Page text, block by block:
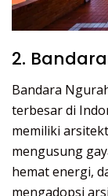
2.
Bandara
terbesar di
memiliki
mengusung
hemat energi,
mengadopsi